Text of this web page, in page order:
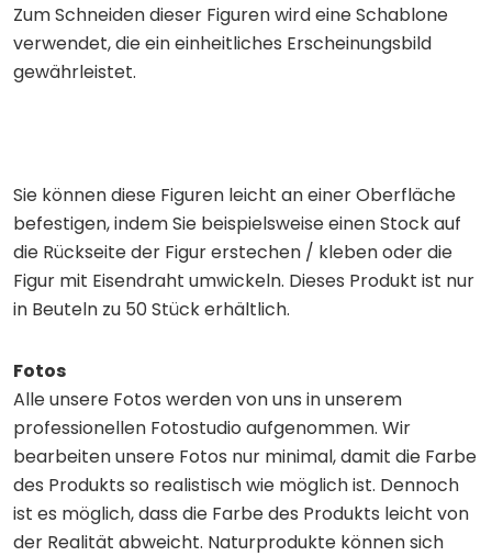
Zum Schneiden dieser Figuren wird eine Schablone
verwendet, die ein einheitliches Erscheinungsbild
gewährleistet.
Sie können diese Figuren leicht an einer Oberfläche
befestigen, indem Sie beispielsweise einen Stock auf
die Rückseite der Figur erstechen / kleben oder die
Figur mit Eisendraht umwickeln. Dieses Produkt ist nur
in Beuteln zu 50 Stück erhältlich.
Fotos
Alle unsere Fotos werden von uns in unserem
professionellen Fotostudio aufgenommen. Wir
bearbeiten unsere Fotos nur minimal, damit die Farbe
des Produkts so realistisch wie möglich ist. Dennoch
ist es möglich, dass die Farbe des Produkts leicht von
der Realität abweicht. Naturprodukte können sich